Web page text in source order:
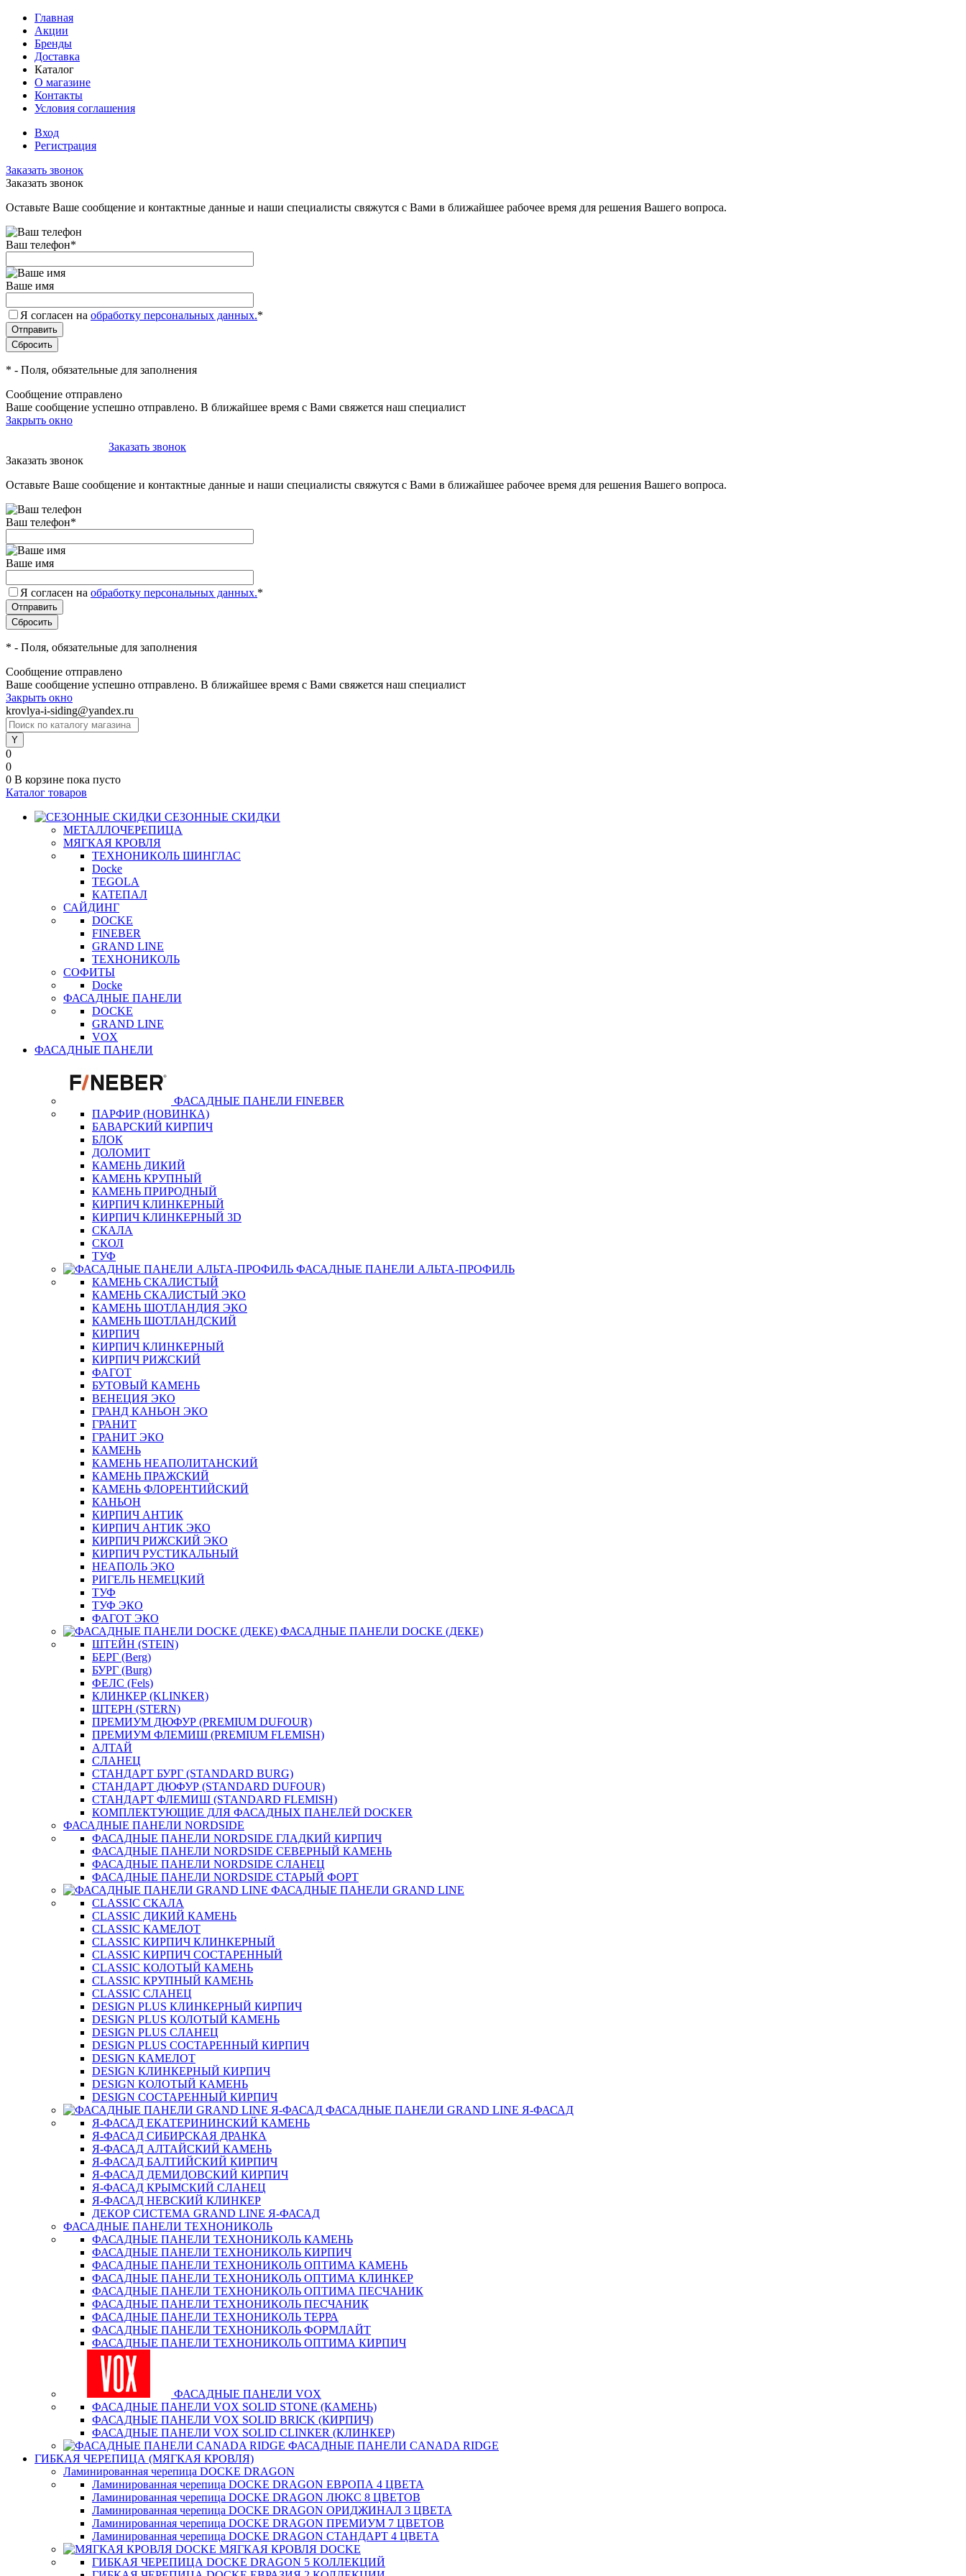
Главная
Акции
Бренды
Доставка
Каталог
О магазине
Контакты
Условия соглашения
Вход
Регистрация
Заказать звонок
Заказать звонок
Оставьте Ваше сообщение и контактные данные и наши специалисты свяжутся с Вами в ближайшее рабочее время для решения Вашего вопроса.
Ваш телефон*
Ваше имя
Я согласен на обработку персональных данных.*
* - Поля, обязательные для заполнения
Сообщение отправлено
Ваше сообщение успешно отправлено. В ближайшее время с Вами свяжется наш специалист
Закрыть окно
Заказать звонок
Заказать звонок
Оставьте Ваше сообщение и контактные данные и наши специалисты свяжутся с Вами в ближайшее рабочее время для решения Вашего вопроса.
Ваш телефон*
Ваше имя
Я согласен на обработку персональных данных.*
* - Поля, обязательные для заполнения
Сообщение отправлено
Ваше сообщение успешно отправлено. В ближайшее время с Вами свяжется наш специалист
Закрыть окно
krovlya-i-siding@yandex.ru
0
0
0 В корзине пока пусто
Каталог товаров
СЕЗОННЫЕ СКИДКИ
МЕТАЛЛОЧЕРЕПИЦА
МЯГКАЯ КРОВЛЯ
ТЕХНОНИКОЛЬ ШИНГЛАС
Docke
TEGOLA
КАТЕПАЛ
САЙДИНГ
DOCKE
FINEBER
GRAND LINE
ТЕХНОНИКОЛЬ
СОФИТЫ
Docke
ФАСАДНЫЕ ПАНЕЛИ
DOCKE
GRAND LINE
VOX
ФАСАДНЫЕ ПАНЕЛИ
ФАСАДНЫЕ ПАНЕЛИ FINEBER
ПАРФИР (НОВИНКА)
БАВАРСКИЙ КИРПИЧ
БЛОК
ДОЛОМИТ
КАМЕНЬ ДИКИЙ
КАМЕНЬ КРУПНЫЙ
КАМЕНЬ ПРИРОДНЫЙ
КИРПИЧ КЛИНКЕРНЫЙ
КИРПИЧ КЛИНКЕРНЫЙ 3D
СКАЛА
СКОЛ
ТУФ
ФАСАДНЫЕ ПАНЕЛИ АЛЬТА-ПРОФИЛЬ
КАМЕНЬ СКАЛИСТЫЙ
КАМЕНЬ СКАЛИСТЫЙ ЭКО
КАМЕНЬ ШОТЛАНДИЯ ЭКО
КАМЕНЬ ШОТЛАНДСКИЙ
КИРПИЧ
КИРПИЧ КЛИНКЕРНЫЙ
КИРПИЧ РИЖСКИЙ
ФАГОТ
БУТОВЫЙ КАМЕНЬ
ВЕНЕЦИЯ ЭКО
ГРАНД КАНЬОН ЭКО
ГРАНИТ
ГРАНИТ ЭКО
КАМЕНЬ
КАМЕНЬ НЕАПОЛИТАНСКИЙ
КАМЕНЬ ПРАЖСКИЙ
КАМЕНЬ ФЛОРЕНТИЙСКИЙ
КАНЬОН
КИРПИЧ АНТИК
КИРПИЧ АНТИК ЭКО
КИРПИЧ РИЖСКИЙ ЭКО
КИРПИЧ РУСТИКАЛЬНЫЙ
НЕАПОЛЬ ЭКО
РИГЕЛЬ НЕМЕЦКИЙ
ТУФ
ТУФ ЭКО
ФАГОТ ЭКО
ФАСАДНЫЕ ПАНЕЛИ DOCKE (ДЕКЕ)
ШТЕЙН (STEIN)
БЕРГ (Berg)
БУРГ (Burg)
ФЕЛС (Fels)
КЛИНКЕР (KLINKER)
ШТЕРН (STERN)
ПРЕМИУМ ДЮФУР (PREMIUM DUFOUR)
ПРЕМИУМ ФЛЕМИШ (PREMIUM FLEMISH)
АЛТАЙ
СЛАНЕЦ
СТАНДАРТ БУРГ (STANDARD BURG)
СТАНДАРТ ДЮФУР (STANDARD DUFOUR)
СТАНДАРТ ФЛЕМИШ (STANDARD FLEMISH)
КОМПЛЕКТУЮЩИЕ ДЛЯ ФАСАДНЫХ ПАНЕЛЕЙ DOCKER
ФАСАДНЫЕ ПАНЕЛИ NORDSIDE
ФАСАДНЫЕ ПАНЕЛИ NORDSIDE ГЛАДКИЙ КИРПИЧ
ФАСАДНЫЕ ПАНЕЛИ NORDSIDE СЕВЕРНЫЙ КАМЕНЬ
ФАСАДНЫЕ ПАНЕЛИ NORDSIDE СЛАНЕЦ
ФАСАДНЫЕ ПАНЕЛИ NORDSIDE СТАРЫЙ ФОРТ
ФАСАДНЫЕ ПАНЕЛИ GRAND LINE
CLASSIC СКАЛА
CLASSIC ДИКИЙ КАМЕНЬ
CLASSIC КАМЕЛОТ
CLASSIC КИРПИЧ КЛИНКЕРНЫЙ
CLASSIC КИРПИЧ СОСТАРЕННЫЙ
CLASSIC КОЛОТЫЙ КАМЕНЬ
CLASSIC КРУПНЫЙ КАМЕНЬ
CLASSIC СЛАНЕЦ
DESIGN PLUS КЛИНКЕРНЫЙ КИРПИЧ
DESIGN PLUS КОЛОТЫЙ КАМЕНЬ
DESIGN PLUS СЛАНЕЦ
DESIGN PLUS СОСТАРЕННЫЙ КИРПИЧ
DESIGN КАМЕЛОТ
DESIGN КЛИНКЕРНЫЙ КИРПИЧ
DESIGN КОЛОТЫЙ КАМЕНЬ
DESIGN СОСТАРЕННЫЙ КИРПИЧ
ФАСАДНЫЕ ПАНЕЛИ GRAND LINE Я-ФАСАД
Я-ФАСАД ЕКАТЕРИНИНСКИЙ КАМЕНЬ
Я-ФАСАД СИБИРСКАЯ ДРАНКА
Я-ФАСАД АЛТАЙСКИЙ КАМЕНЬ
Я-ФАСАД БАЛТИЙСКИЙ КИРПИЧ
Я-ФАСАД ДЕМИДОВСКИЙ КИРПИЧ
Я-ФАСАД КРЫМСКИЙ СЛАНЕЦ
Я-ФАСАД НЕВСКИЙ КЛИНКЕР
ДЕКОР СИСТЕМА GRAND LINE Я-ФАСАД
ФАСАДНЫЕ ПАНЕЛИ ТЕХНОНИКОЛЬ
ФАСАДНЫЕ ПАНЕЛИ ТЕХНОНИКОЛЬ КАМЕНЬ
ФАСАДНЫЕ ПАНЕЛИ ТЕХНОНИКОЛЬ КИРПИЧ
ФАСАДНЫЕ ПАНЕЛИ ТЕХНОНИКОЛЬ ОПТИМА КАМЕНЬ
ФАСАДНЫЕ ПАНЕЛИ ТЕХНОНИКОЛЬ ОПТИМА КЛИНКЕР
ФАСАДНЫЕ ПАНЕЛИ ТЕХНОНИКОЛЬ ОПТИМА ПЕСЧАНИК
ФАСАДНЫЕ ПАНЕЛИ ТЕХНОНИКОЛЬ ПЕСЧАНИК
ФАСАДНЫЕ ПАНЕЛИ ТЕХНОНИКОЛЬ ТЕРРА
ФАСАДНЫЕ ПАНЕЛИ ТЕХНОНИКОЛЬ ФОРМЛАЙТ
ФАСАДНЫЕ ПАНЕЛИ ТЕХНОНИКОЛЬ ОПТИМА КИРПИЧ
ФАСАДНЫЕ ПАНЕЛИ VOX
ФАСАДНЫЕ ПАНЕЛИ VOX SOLID STONE (КАМЕНЬ)
ФАСАДНЫЕ ПАНЕЛИ VOX SOLID BRICK (КИРПИЧ)
ФАСАДНЫЕ ПАНЕЛИ VOX SOLID CLINКER (КЛИНКЕР)
ФАСАДНЫЕ ПАНЕЛИ CANADA RIDGE
ГИБКАЯ ЧЕРЕПИЦА (МЯГКАЯ КРОВЛЯ)
Ламинированная черепица DOCKE DRAGON
Ламинированная черепица DOCKE DRAGON ЕВРОПА 4 ЦВЕТА
Ламинированная черепица DOCKE DRAGON ЛЮКС 8 ЦВЕТОВ
Ламинированная черепица DOCKE DRAGON ОРИДЖИНАЛ 3 ЦВЕТА
Ламинированная черепица DOCKE DRAGON ПРЕМИУМ 7 ЦВЕТОВ
Ламинированная черепица DOCKE DRAGON СТАНДАРТ 4 ЦВЕТA
МЯГКАЯ КРОВЛЯ DOCKE
ГИБКАЯ ЧЕРЕПИЦА DOCKE DRAGON 5 КОЛЛЕКЦИЙ